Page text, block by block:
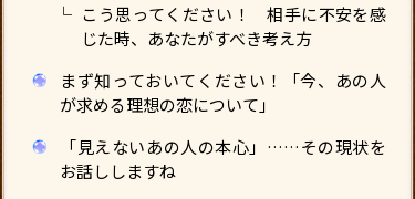
こう思ってください！ 相手に不安を感
じた時、あなたがすべき考え方
まず知っておいてください！「今、あの人
が求める理想の恋について」
「見えないあの人の本心」……その現状を
お話ししますね